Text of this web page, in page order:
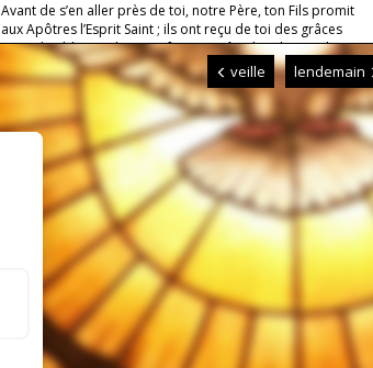
Avant de s’en aller près de toi, notre Père, ton Fils promit
aux Apôtres l’Esprit Saint ; ils ont reçu de toi des grâces
innombrables qui leur ont fait connaître les choses d’en
haut, répands maintenant sur nous les mêmes dons de
l’Esprit.
veille lendemain